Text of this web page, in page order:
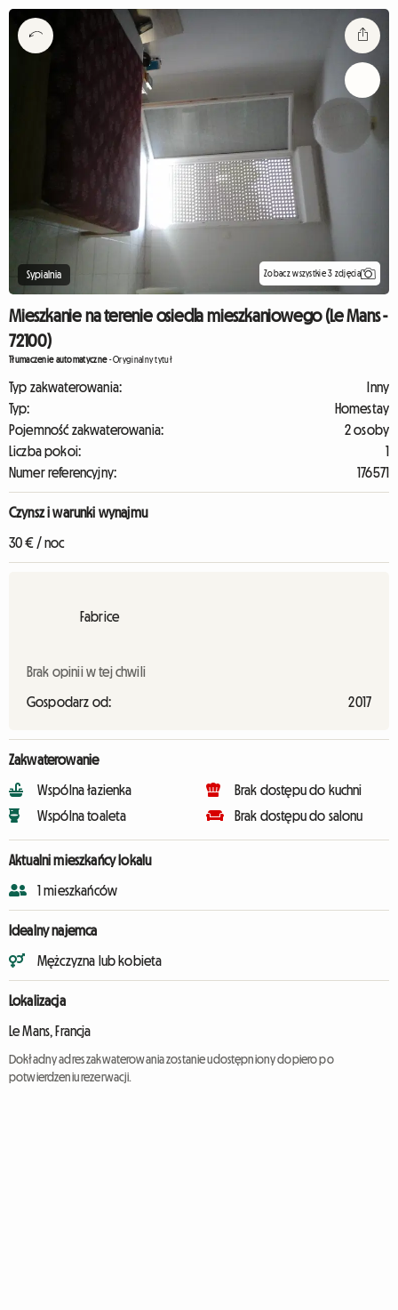
Sypialnia Zobacz wszystkie 3 zdjęcia
Mieszkanie na terenie osiedla mieszkaniowego (Le Mans -
72100)
Tłumaczenie automatyczne-Oryginalny tytuł
Typ zakwaterowania:
Inny
Typ:
Homestay
Pojemność zakwaterowania:
2 osoby
Liczba pokoi:
1
Numer referencyjny:
176571
Czynsz i warunki wynajmu
30 € / noc
Fabrice
Brak opinii w tej chwili
Gospodarz od: 2017
Zakwaterowanie
Wspólna łazienka
Wspólna toaleta
Brak dostępu do kuchni
Brak dostępu do salonu
Aktualni mieszkańcy lokalu
1 mieszkańców
Idealny najemca
Mężczyzna lub kobieta
Lokalizacja
Le Mans, Francja
Dokładny adres zakwaterowania zostanie udostępniony dopiero po
potwierdzeniu rezerwacji.